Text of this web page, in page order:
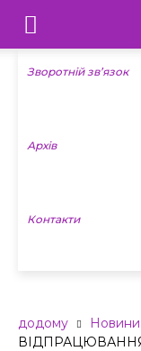
Телебачення
«Капрі»
Новини
Зворотній зв’язок
Архів
Контакти
додому Новини